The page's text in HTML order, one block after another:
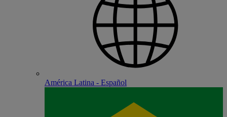
América Latina - Español